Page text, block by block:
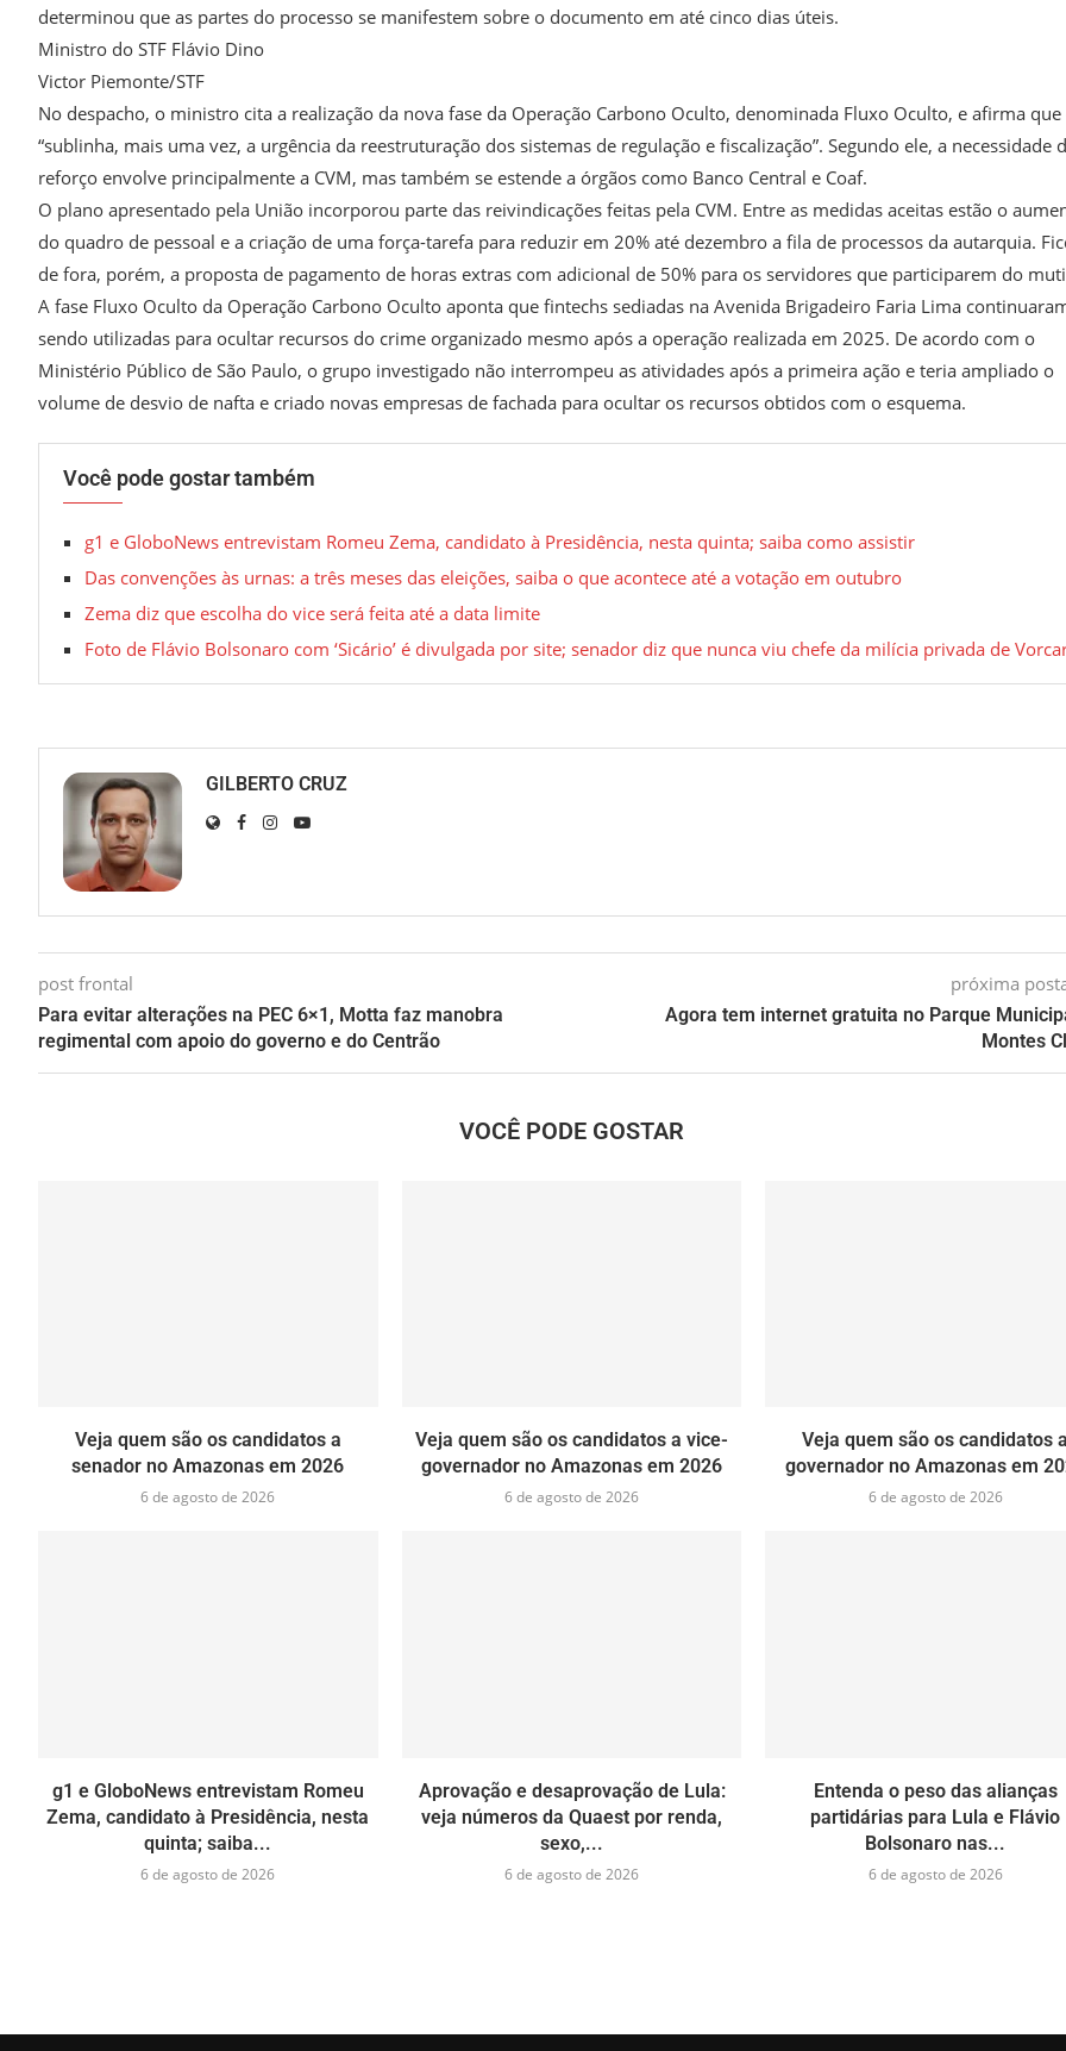
determinou que as partes do processo se manifestem sobre o documento em até cinco dias úteis.
Ministro do STF Flávio Dino
Victor Piemonte/STF
No despacho, o ministro cita a realização da nova fase da Operação Carbono Oculto, denominada Fluxo Oculto, e afirma que
“sublinha, mais uma vez, a urgência da reestruturação dos sistemas de regulação e fiscalização”. Segundo ele, a necessidade
reforço envolve principalmente a CVM, mas também se estende a órgãos como Banco Central e Coaf.
O plano apresentado pela União incorporou parte das reivindicações feitas pela CVM. Entre as medidas aceitas estão o
do quadro de pessoal e a criação de uma força-tarefa para reduzir em 20% até dezembro a fila de processos da autarquia.
de fora, porém, a proposta de pagamento de horas extras com adicional de 50% para os servidores que participarem do
A fase Fluxo Oculto da Operação Carbono Oculto aponta que fintechs sediadas na Avenida Brigadeiro Faria Lima
sendo utilizadas para ocultar recursos do crime organizado mesmo após a operação realizada em 2025. De acordo com o
Ministério Público de São Paulo, o grupo investigado não interrompeu as atividades após a primeira ação e teria ampliado o
volume de desvio de nafta e criado novas empresas de fachada para ocultar os recursos obtidos com o esquema.
Você pode gostar também
g1 e GloboNews entrevistam Romeu Zema, candidato à Presidência, nesta quinta; saiba como assistir
Das convenções às urnas: a três meses das eleições, saiba o que acontece até a votação em outubro
Zema diz que escolha do vice será feita até a data limite
Foto de Flávio Bolsonaro com ‘Sicário’ é divulgada por site; senador diz que nunca viu chefe da milícia privada de
GILBERTO CRUZ
post frontal
Para evitar alterações na PEC 6×1, Motta faz manobra
regimental com apoio do governo e do Centrão
próxima
Agora tem internet gratuita no Parque
Montes
VOCÊ PODE GOSTAR
Veja quem são os candidatos a
senador no Amazonas em 2026
6 de agosto de 2026
Veja quem são os candidatos a vice-
governador no Amazonas em 2026
6 de agosto de 2026
Veja quem são os candidatos a
governador no Amazonas em
6 de agosto de 2026
g1 e GloboNews entrevistam Romeu
Zema, candidato à Presidência, nesta
quinta; saiba...
6 de agosto de 2026
Aprovação e desaprovação de Lula:
veja números da Quaest por renda,
sexo,...
6 de agosto de 2026
Entenda o peso das alianças
partidárias para Lula e Flávio
Bolsonaro nas...
6 de agosto de 2026